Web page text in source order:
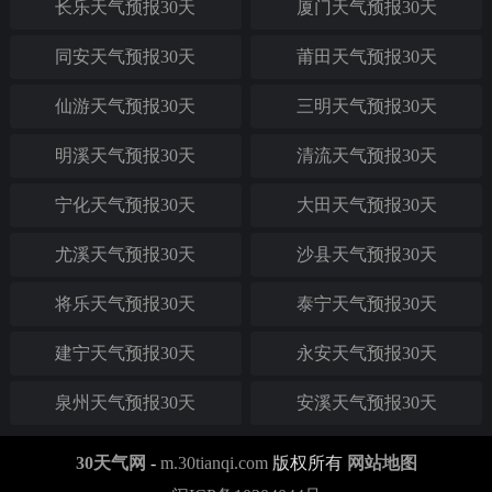
长乐天气预报30天 厦门天气预报30天
同安天气预报30天 莆田天气预报30天
仙游天气预报30天 三明天气预报30天
明溪天气预报30天 清流天气预报30天
宁化天气预报30天 大田天气预报30天
尤溪天气预报30天 沙县天气预报30天
将乐天气预报30天 泰宁天气预报30天
建宁天气预报30天 永安天气预报30天
泉州天气预报30天 安溪天气预报30天
30天气网 - m.30tianqi.com版权所有 网站地图